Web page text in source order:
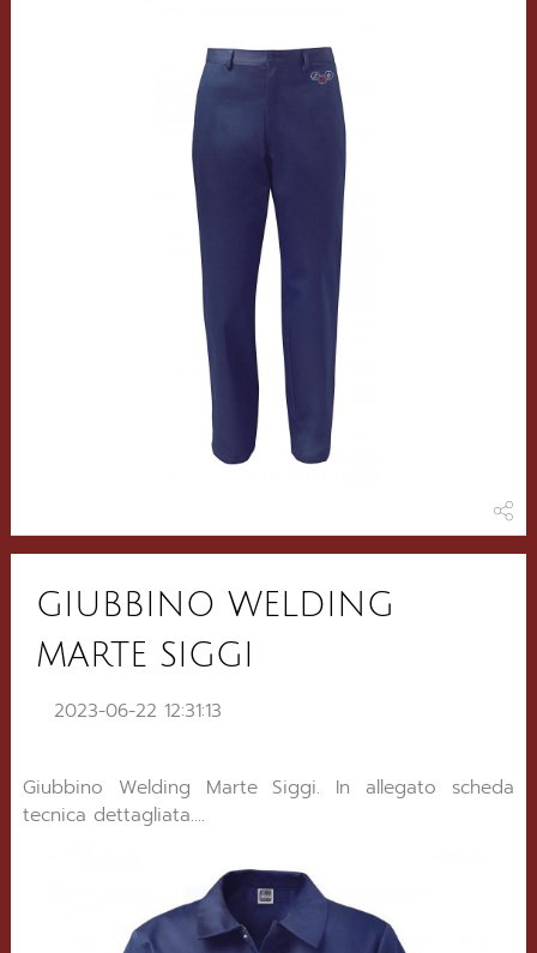
GIUBBINO WELDING
MARTE SIGGI
2023-06-22 12:31:13
Giubbino Welding Marte Siggi. In allegato scheda
tecnica dettagliata....